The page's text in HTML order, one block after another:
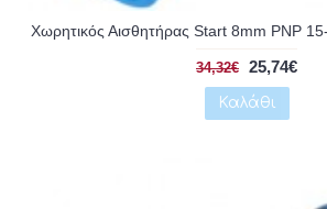
Χωρητικός Αισθητήρας Start 8mm PNP
34,32€ 25,74€
Καλάθι